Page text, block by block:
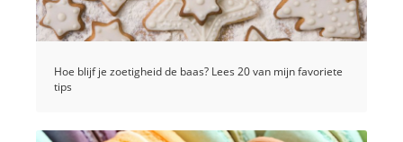
Hoe blijf je zoetigheid de baas? Lees 20 van mijn favoriete
tips